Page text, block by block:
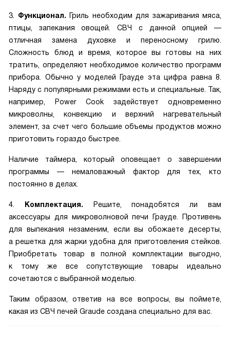
3. Функционал. Гриль необходим для зажаривания мяса,
птицы, запекания овощей. СВЧ с данной опцией —
отличная замена духовке и переносному грилю.
Сложность блюд и время, которое вы готовы на них
тратить, определяют необходимое количество программ
прибора. Обычно у моделей Грауде эта цифра равна 8.
Наряду с популярными режимами есть и специальные. Так,
например, Power Cook задействует одновременно
микроволны, конвекцию и верхний нагревательный
элемент, за счет чего большие объемы продуктов можно
приготовить гораздо быстрее.
Наличие таймера, который оповещает о завершении
программы — немаловажный фактор для тех, кто
постоянно в делах.
4. Комплектация. Решите, понадобятся ли вам
аксессуары для микроволновой печи Грауде. Противень
для выпекания незаменим, если вы обожаете десерты,
а решетка для жарки удобна для приготовления стейков.
Приобретать товар в полной комплектации выгодно,
к тому же все сопутствующие товары идеально
сочетаются с выбранной моделью.
Таким образом, ответив на все вопросы, вы поймете,
какая из СВЧ печей Graude создана специально для вас.